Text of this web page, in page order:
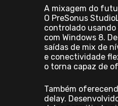
A mixagem do
O PreSonus
controlado
com Windows 8.
saídas de mix de
e conectividade
o torna capaz de
Também
delay.